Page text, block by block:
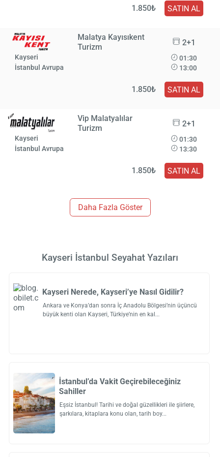
1.850₺ SATIN AL
Malatya Kayısıkent
Turizm
2+1
Kayseri
İstanbul Avrupa
01:30
13:00
1.850₺ SATIN AL
Vip Malatyalılar
Turizm
2+1
Kayseri
İstanbul Avrupa
01:30
13:30
1.850₺ SATIN AL
Daha Fazla Göster
Kayseri İstanbul Seyahat Yazıları
Kayseri Nerede, Kayseri’ye Nasıl Gidilir?
Ankara ve Konya’dan sonra İç Anadolu Bölgesi’nin üçüncü
büyük kenti olan Kayseri, Türkiye’nin en kal
İstanbul’da Vakit Geçirebileceğiniz
Sahiller
Eşsiz İstanbul! Tarihi ve doğal güzellikleri ile şiirlere,
şarkılara, kitaplara konu olan, tarih boy